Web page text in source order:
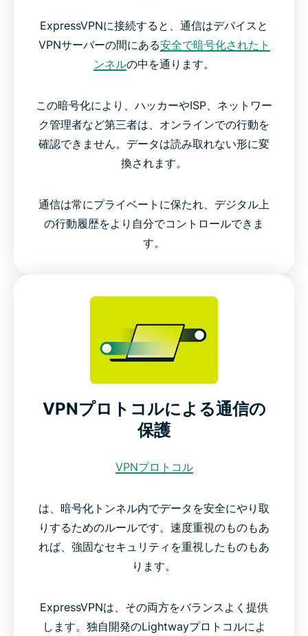
ExpressVPNに接続すると、通信はデバイスと
VPNサーバーの間にある安全で暗号化されたト
ンネルの中を通ります。
この暗号化により、ハッカーやISP、ネットワー
ク管理者など第三者は、オンラインでの行動を
確認できません。データは読み取れない形に変
換されます。
通信は常にプライベートに保たれ、デジタル上
の行動履歴をより自分でコントロールできま
す。
VPNプロトコルによる通信の
保護
VPNプロトコル
は、暗号化トンネル内でデータを安全にやり取
りするためのルールです。速度重視のものもあ
れば、強固なセキュリティを重視したものもあ
ります。
ExpressVPNは、その両方をバランスよく提供
します。独自開発のLightwayプロトコルによ